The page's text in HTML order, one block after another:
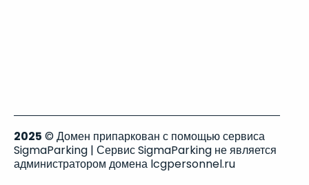
2025 © Домен припаркован с помощью сервиса
SigmaParking | Сервис SigmaParking не является
администратором домена lcgpersonnel.ru